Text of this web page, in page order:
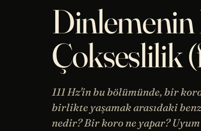
Dinlemenin
Çokseslilik
111 Hz'in bu bölümünde, bir
birlikte yaşamak arasıdaki
nedir? Bir koro ne yapar?